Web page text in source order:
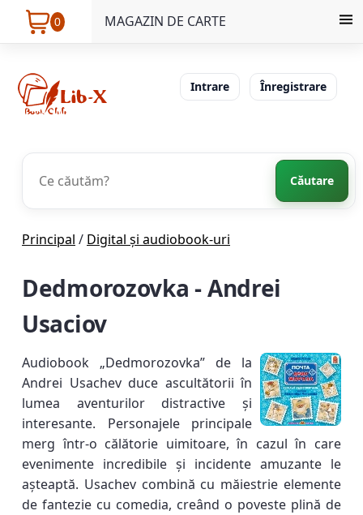
0 MAGAZIN DE CARTE
Intrare Înregistrare
Căutare
Principal / Digital și audiobook-uri
Dedmorozovka - Andrei
Usaciov
Audiobook „Dedmorozovka” de la
Andrei Usachev duce ascultătorii în
lumea aventurilor distractive și
interesante. Personajele principale
merg într-o călătorie uimitoare, în cazul în care
evenimente incredibile și incidente amuzante le
așteaptă. Usachev combină cu măiestrie elemente
de fantezie cu comedia, creând o poveste plină de